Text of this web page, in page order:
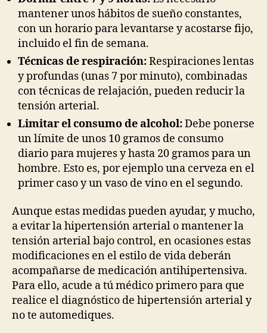
mantener unos hábitos de sueño constantes,
con un horario para levantarse y acostarse fijo,
incluido el fin de semana.
Técnicas de respiración:Respiraciones lentas
y profundas (unas 7 por minuto), combinadas
con técnicas de relajación, pueden reducir la
tensión arterial.
Limitar el consumo de alcohol:Debe ponerse
un límite de unos 10 gramos de consumo
diario para mujeres y hasta 20 gramos para un
hombre. Esto es, por ejemplo una cerveza en el
primer caso y un vaso de vino en el segundo.
Aunque estas medidas pueden ayudar, y mucho,
a evitar la hipertensión arterial o mantener la
tensión arterial bajo control, en ocasiones estas
modificaciones en el estilo de vida deberán
acompañarse de medicación antihipertensiva.
Para ello, acude a tú médico primero para que
realice el diagnóstico de hipertensión arterial y
no te automediques.